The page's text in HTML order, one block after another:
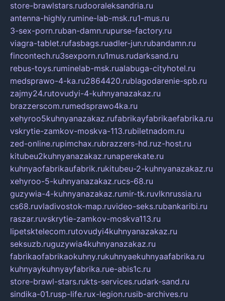
store-brawlstars.rudooraleksandria.ru
antenna-highly.rumine-lab-msk.ru1-mus.ru
3-sex-porn.ruban-damn.rupurse-factory.ru
viagra-tablet.rufasbags.ruadler-jun.rubandamn.ru
fincontech.ru3sexporn.ru1mus.rudarksand.ru
rebus-toys.ruminelab-msk.rualabuga-cityhotel.ru
medsprawo-4-ka.ru2864420.rublagodarenie-spb.ru
zajmy24.rutovudyi-4-kuhnyanazakaz.ru
brazzerscom.rumedsprawo4ka.ru
xehyroo5kuhnyanazakaz.rufabrikayfabrikaefabrika.ru
vskrytie-zamkov-moskva-113.rubiletnadom.ru
zed-online.rupimchax.rubrazzers-hd.ruz-host.ru
kitubeu2kuhnyanazakaz.runaperekate.ru
kuhnyaofabrikaufabrik.rukitubeu-2-kuhnyanazakaz.ru
xehyroo-5-kuhnyanazakaz.rucs-68.ru
guzywia-4-kuhnyanazakaz.rumir-tk.ruvlknrussia.ru
cs68.ruvladivostok-map.ruvideo-seks.rubankaribi.ru
raszar.ruvskrytie-zamkov-moskva113.ru
lipetsktelecom.rutovudyi4kuhnyanazakaz.ru
seksuzb.ruguzywia4kuhnyanazakaz.ru
fabrikaofabrikaokuhny.rukuhnyaekuhnyaafabrika.ru
kuhnyaykuhnyayfabrika.rue-abis1c.ru
store-brawl-stars.rukts-services.rudark-sand.ru
sindika-01.rusp-life.rux-legion.rusib-archives.ru